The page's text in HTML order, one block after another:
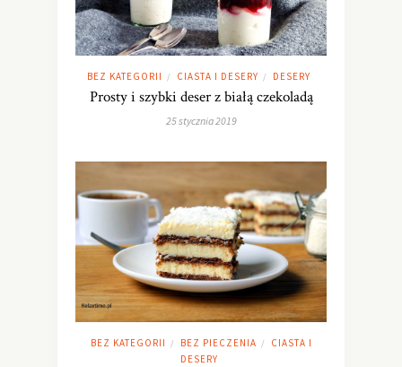
BEZ KATEGORII / CIASTA I DESERY / DESERY
Prosty i szybki deser z białą czekoladą
25 stycznia 2019
BEZ KATEGORII / BEZ PIECZENIA /
CIASTA I
DESERY